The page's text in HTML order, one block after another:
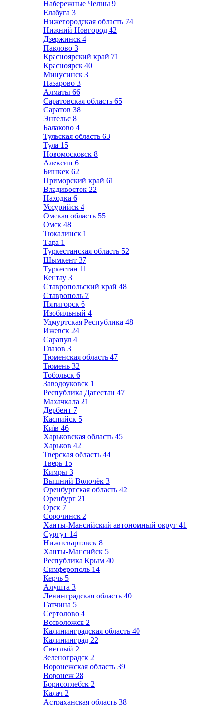
Набережные Челны 9
Елабуга 3
Нижегородская область 74
Нижний Новгород 42
Дзержинск 4
Павлово 3
Красноярский край 71
Красноярск 40
Минусинск 3
Назарово 3
Алматы 66
Саратовская область 65
Саратов 38
Энгельс 8
Балаково 4
Тульская область 63
Тула 15
Новомосковск 8
Алексин 6
Бишкек 62
Приморский край 61
Владивосток 22
Находка 6
Уссурийск 4
Омская область 55
Омск 48
Тюкалинск 1
Тара 1
Туркестанская область 52
Шымкент 37
Туркестан 11
Кентау 3
Ставропольский край 48
Ставрополь 7
Пятигорск 6
Изобильный 4
Удмуртская Республика 48
Ижевск 24
Сарапул 4
Глазов 3
Тюменская область 47
Тюмень 32
Тобольск 6
Заводоуковск 1
Республика Дагестан 47
Махачкала 21
Дербент 7
Каспийск 5
Київ 46
Харьковская область 45
Харьков 42
Тверская область 44
Тверь 15
Кимры 3
Вышний Волочёк 3
Оренбургская область 42
Оренбург 21
Орск 7
Сорочинск 2
Ханты-Мансийский автономный округ 41
Сургут 14
Нижневартовск 8
Ханты-Мансийск 5
Республика Крым 40
Симферополь 14
Керчь 5
Алушта 3
Ленинградская область 40
Гатчина 5
Сертолово 4
Всеволожск 2
Калининградская область 40
Калининград 22
Светлый 2
Зеленоградск 2
Воронежская область 39
Воронеж 28
Борисоглебск 2
Калач 2
Астраханская область 38